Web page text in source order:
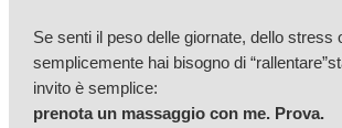
Se senti il peso delle giornate, dello stress
semplicemente hai bisogno di
invito è semplice:
prenota un massaggio con me. Prova.